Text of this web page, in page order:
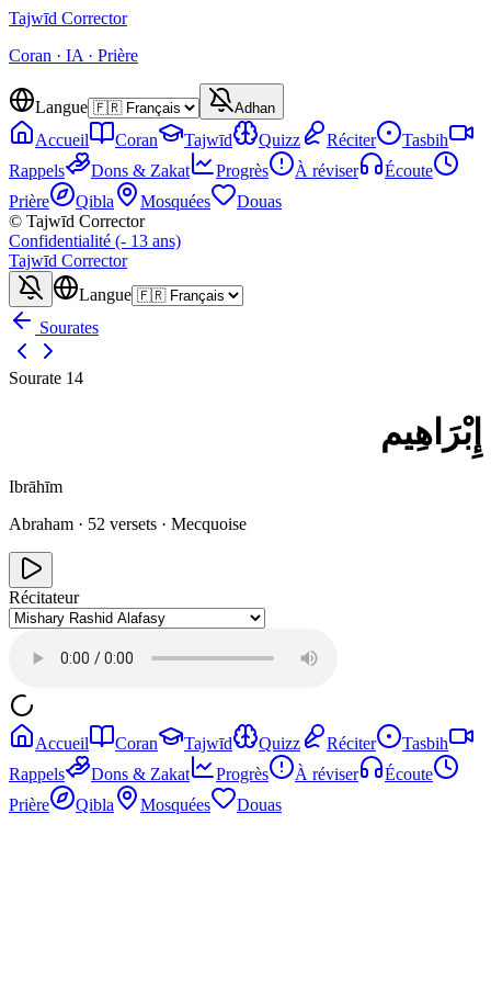
Tajwīd Corrector
Coran · IA · Prière
Langue Adhan
Accueil Coran Tajwīd Quizz Réciter
Tasbih
Rappels
Dons & Zakat Progrès À réviser
Écoute
Prière
Qibla Mosquées
Douas
© Tajwīd Corrector
Confidentialité (- 13 ans)
Tajwīd Corrector
Langue
Sourates
Sourate 14
إِبْرَاهِيم
Ibrāhīm
Abraham · 52 versets · Mecquoise
Récitateur
Accueil Coran Tajwīd Quizz Réciter
Tasbih
Rappels
Dons & Zakat Progrès À réviser
Écoute
Prière
Qibla Mosquées Douas